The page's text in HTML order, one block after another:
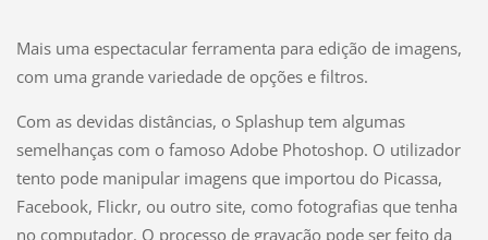
Mais uma espectacular ferramenta para edição de imagens,
com uma grande variedade de opções e filtros.
Com as devidas distâncias, o Splashup tem algumas
semelhanças com o famoso Adobe Photoshop. O utilizador
tento pode manipular imagens que importou do Picassa,
Facebook, Flickr, ou outro site, como fotografias que tenha
no computador. O processo de gravação pode ser feito da